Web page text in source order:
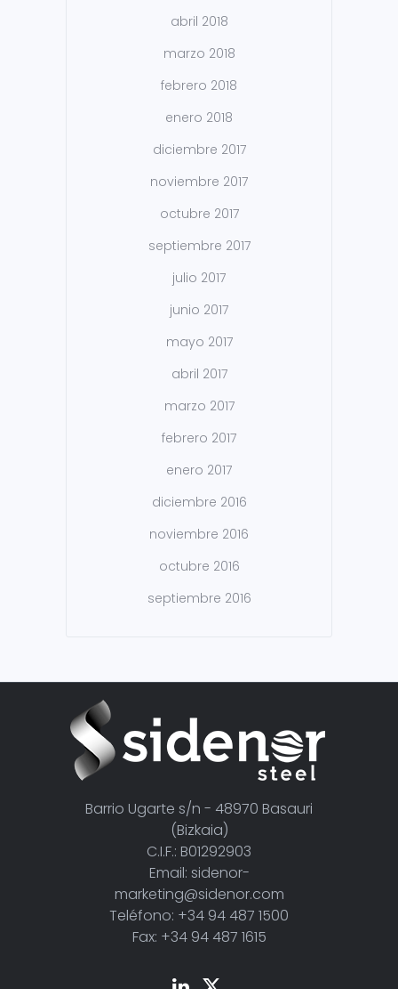
abril 2018
marzo 2018
febrero 2018
enero 2018
diciembre 2017
noviembre 2017
octubre 2017
septiembre 2017
julio 2017
junio 2017
mayo 2017
abril 2017
marzo 2017
febrero 2017
enero 2017
diciembre 2016
noviembre 2016
octubre 2016
septiembre 2016
Barrio Ugarte s/n - 48970 Basauri
(Bizkaia)
C.I.F.: B01292903
Email: sidenor-
marketing@sidenor.com
Teléfono: +34 94 487 1500
Fax: +34 94 487 1615